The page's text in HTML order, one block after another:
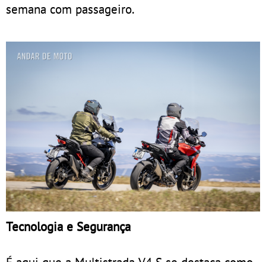
semana com passageiro.
Tecnologia e Segurança